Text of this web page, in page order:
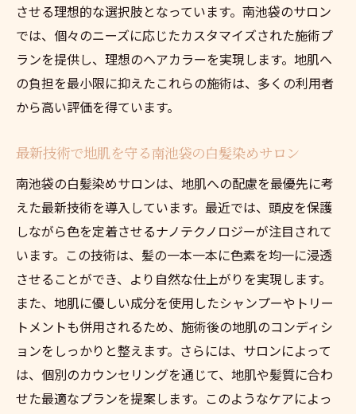
させる理想的な選択肢となっています。南池袋のサロン
では、個々のニーズに応じたカスタマイズされた施術プ
ランを提供し、理想のヘアカラーを実現します。地肌へ
の負担を最小限に抑えたこれらの施術は、多くの利用者
から高い評価を得ています。
最新技術で地肌を守る南池袋の白髪染めサロン
南池袋の白髪染めサロンは、地肌への配慮を最優先に考
えた最新技術を導入しています。最近では、頭皮を保護
しながら色を定着させるナノテクノロジーが注目されて
います。この技術は、髪の一本一本に色素を均一に浸透
させることができ、より自然な仕上がりを実現します。
また、地肌に優しい成分を使用したシャンプーやトリー
トメントも併用されるため、施術後の地肌のコンディシ
ョンをしっかりと整えます。さらには、サロンによって
は、個別のカウンセリングを通じて、地肌や髪質に合わ
せた最適なプランを提案します。このようなケアによっ